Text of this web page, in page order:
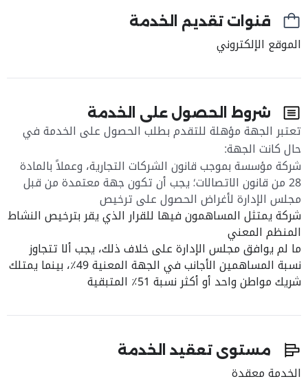
قنوات تقديم الخدمة
الموقع الإلكتروني
شروط الحصول على الخدمة
تعتبر الجهة مؤهلة للتقدم بطلب الحصول على الخدمة في
حال كانت الجهة:
شركة مؤسسة بموجب قانون الشركات التجارية، وعملاً بالمادة
28 من قانون الاتصالات؛ يجب أن تكون جهة معتمدة من قبل
مجلس الإدارة لأغراض الحصول على ترخيص
شركة يمتثل المساهمون فيها للقرار الذي يقر بترخيص النشاط
المنظم المعني
ما لم يوافق مجلس الإدارة على خلاف ذلك، يجب ألا تتجاوز
نسبة المساهمين الأجانب في الجهة المعنية 49٪، بينما يمتلك
شريك مواطن واحد أو أكثر نسبة 51٪ المتبقية
مستوى تعقيد الخدمة
الخدمة معقدة